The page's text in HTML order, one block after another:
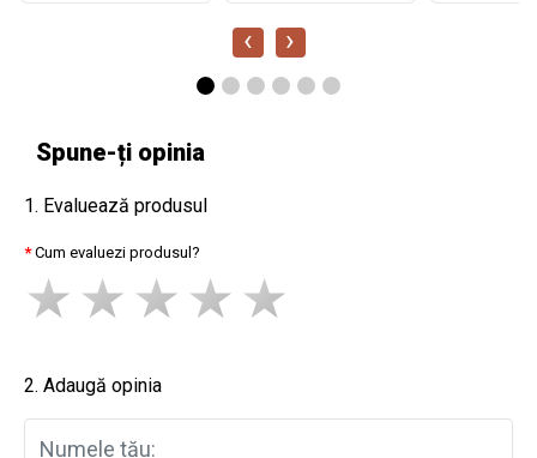
‹ ›
Spune-ți opinia
1. Evaluează produsul
Cum evaluezi produsul?
2. Adaugă opinia